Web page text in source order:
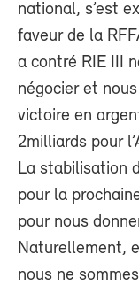
national, s’est
faveur de la
a contré RIE III
négocier et
victoire en
2milliards pour
La stabilisation
pour la
pour nous
Naturellement,
nous ne